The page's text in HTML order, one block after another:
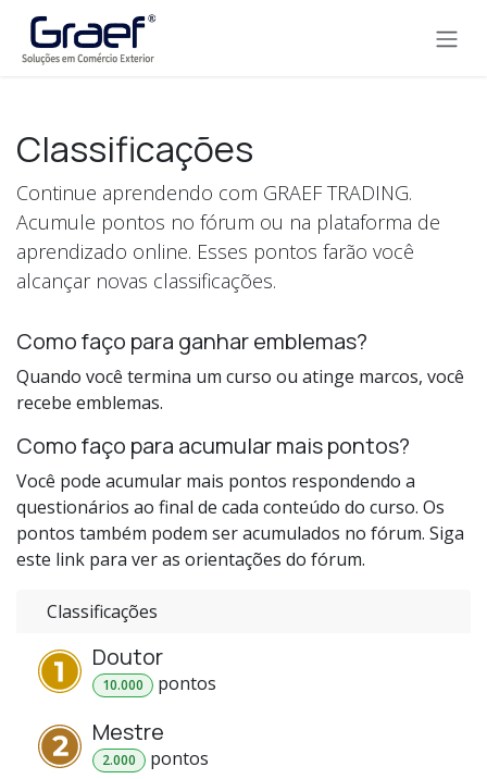
Pular para o conteúdo
Classificações
Continue aprendendo com GRAEF TRADING.
Acumule pontos no fórum ou na plataforma de
aprendizado online. Esses pontos farão você
alcançar novas classificações.
Como faço para ganhar emblemas?
Quando você termina um curso ou atinge marcos, você
recebe emblemas.
Como faço para acumular mais pontos?
Você pode acumular mais pontos respondendo a
questionários ao final de cada conteúdo do curso. Os
pontos também podem ser acumulados no fórum. Siga
este link para ver as orientações do fórum.
Classificações
Doutor
10.000 pontos
Mestre
2.000 pontos